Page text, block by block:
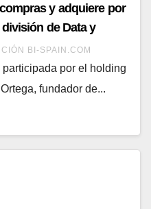
y adquiere por
de Data y
Group
BI-SPAIN.COM
por el holding
fundador de...